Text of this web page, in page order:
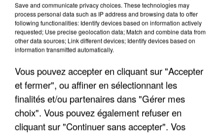
L’UN DES FONDATEURS SUPPOSÉS DE LA DZ
MAFIA INTERPELLÉ EN ALGÉRIE
Save and communicate privacy choices. These technologies may
process personal data such as IP address and browsing data to offer
following functionalities: Identify devices based on information actively
requested; Use precise geolocation data; Match and combine data from
other data sources; Link different devices; Identify devices based on
information transmitted automatically.
Vous pouvez accepter en cliquant sur "Accepter
et fermer", ou affiner en sélectionnant les
finalités et/ou partenaires dans "Gérer mes
choix". Vous pouvez également refuser en
cliquant sur "Continuer sans accepter". Vos